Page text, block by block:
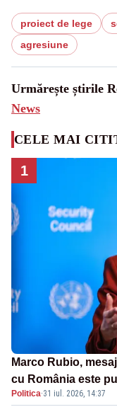
proiect de lege
agresiune
Urmărește știrile
News
CELE MAI
1
Marco Rubio,
cu România este
Politica·31 iul. 2026, 14:37